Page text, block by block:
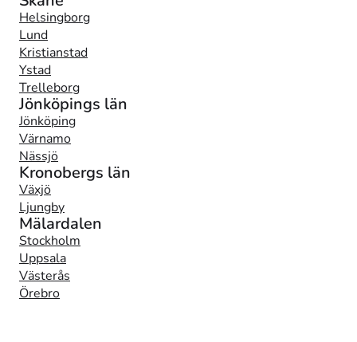
Helsingborg
Lund
Kristianstad
Ystad
Trelleborg
Jönköpings län
Jönköping
Värnamo
Nässjö
Kronobergs län
Växjö
Ljungby
Mälardalen
Stockholm
Uppsala
Västerås
Örebro